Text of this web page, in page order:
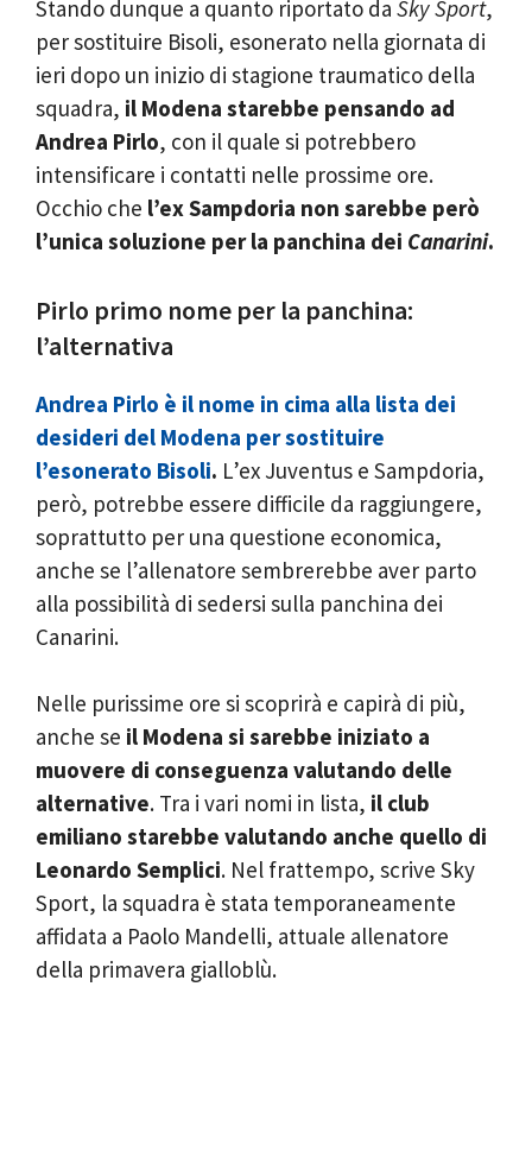
Stando dunque a quanto riportato da Sky Sport,
per sostituire Bisoli, esonerato nella giornata di
ieri dopo un inizio di stagione traumatico della
squadra, il Modena starebbe pensando ad
Andrea Pirlo, con il quale si potrebbero
intensificare i contatti nelle prossime ore.
Occhio che l’ex Sampdoria non sarebbe però
l’unica soluzione per la panchina dei Canarini.
Pirlo primo nome per la panchina:
l’alternativa
Andrea Pirlo è il nome in cima alla lista dei
desideri del Modena per sostituire
l’esonerato Bisoli. L’ex Juventus e Sampdoria,
però, potrebbe essere difficile da raggiungere,
soprattutto per una questione economica,
anche se l’allenatore sembrerebbe aver parto
alla possibilità di sedersi sulla panchina dei
Canarini.
Nelle purissime ore si scoprirà e capirà di più,
anche se il Modena si sarebbe iniziato a
muovere di conseguenza valutando delle
alternative. Tra i vari nomi in lista, il club
emiliano starebbe valutando anche quello di
Leonardo Semplici. Nel frattempo, scrive Sky
Sport, la squadra è stata temporaneamente
affidata a Paolo Mandelli, attuale allenatore
della primavera gialloblù.